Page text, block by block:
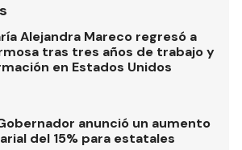
Alejandra Mareco regresó a
tras tres años de trabajo y
en Estados Unidos
anunció un aumento
del 15% para estatales